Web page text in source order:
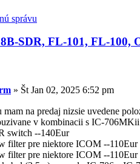
správu
SDR, FL-101, FL-100,
» Št Jan 02, 2025 6:52 pm
mam na predaj nizsie uvedene
v kombinacii s IC-706MKii
switch --140Eur
filter pre niektore ICOM --110Eur
filter pre niektore ICOM --110Eur